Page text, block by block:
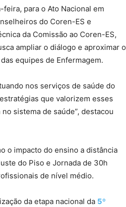
para o Ato Nacional em
do Coren-ES e
da Comissão ao Coren-ES,
ampliar o diálogo e aproximar o
equipes de Enfermagem.
nos serviços de saúde do
que valorizem esses
sistema de saúde”, destacou
o impacto do ensino a distância
do Piso e Jornada de 30h
de nível médio.
da etapa nacional da 5º